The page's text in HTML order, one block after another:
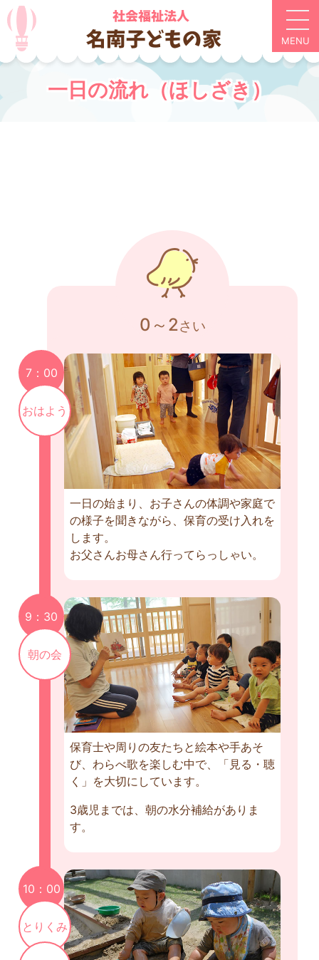
一日の流れ（ほしざき）
0～2さい
7：00
おはよう
一日の始まり、お子さんの体調や家庭で
の様子を聞きながら、保育の受け入れを
します。
お父さんお母さん行ってらっしゃい。
9：30
朝の会
保育士や周りの友たちと絵本や手あそ
び、わらべ歌を楽しむ中で、「見る・聴
く」を大切にしています。
3歳児までは、朝の水分補給がありま
す。
10：00
とりくみ